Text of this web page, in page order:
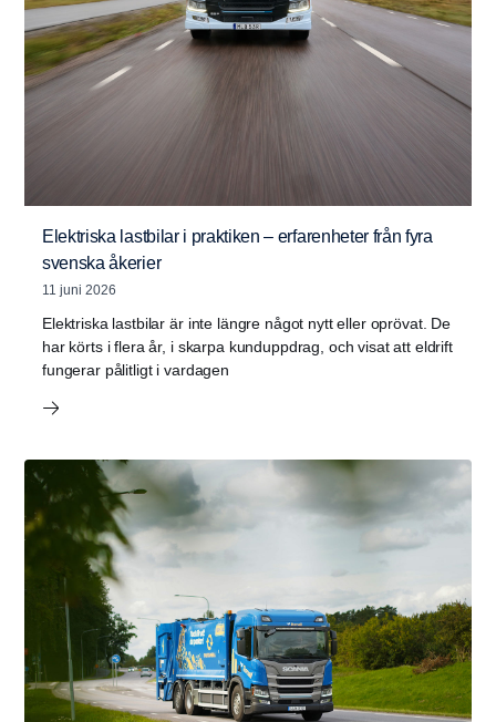
Elektriska lastbilar i praktiken – erfarenheter från fyra
svenska åkerier
11 juni 2026
Elektriska lastbilar är inte längre något nytt eller oprövat. De
har körts i flera år, i skarpa kunduppdrag, och visat att eldrift
fungerar pålitligt i vardagen